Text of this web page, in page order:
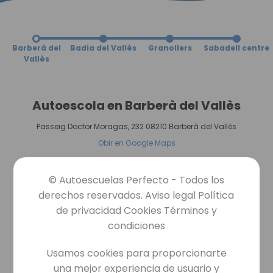
© Autoescuelas Perfecto - Todos los
derechos reservados. Aviso legal Política
de privacidad Cookies Términos y
condiciones
Usamos cookies para proporcionarte
una mejor experiencia de usuario y
Barberà del
Vallès
Badia del Vallès Granollers Sabadell centre
Autoescola en Barberà del Vallès
Passeig Doctor Moragas, 232 08210 Barberà del Vallès
Obir en Google Maps